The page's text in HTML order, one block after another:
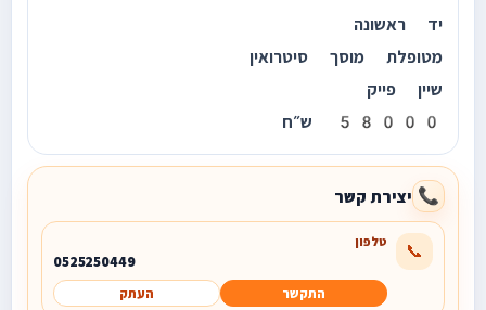
יד ראשונה
מטופלת מוסך סיטרואין
שיין פייק
58000 ש״ח
📞 יצירת קשר
📞 טלפון
0525250449
התקשר העתק